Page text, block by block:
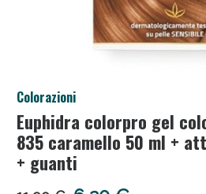
Colorazioni
Euphidra colorpro gel
835 caramello 50 ml +
+ guanti
Anticellulite e Fanghi: